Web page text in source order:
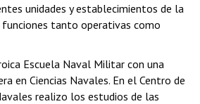
unidades y establecimientos de la
funciones tanto operativas como
Escuela Naval Militar con una
en Ciencias Navales. En el Centro de
realizo los estudios de las